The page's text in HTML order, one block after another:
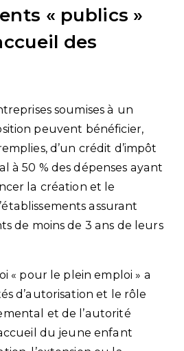
« publics »
des
soumises à un
peuvent bénéficier,
d’un crédit d’impôt
à 50 % des dépenses ayant
la création et le
assurant
de moins de 3 ans de leurs
« pour le plein emploi » a
d’autorisation et le rôle
et de l’autorité
du jeune enfant